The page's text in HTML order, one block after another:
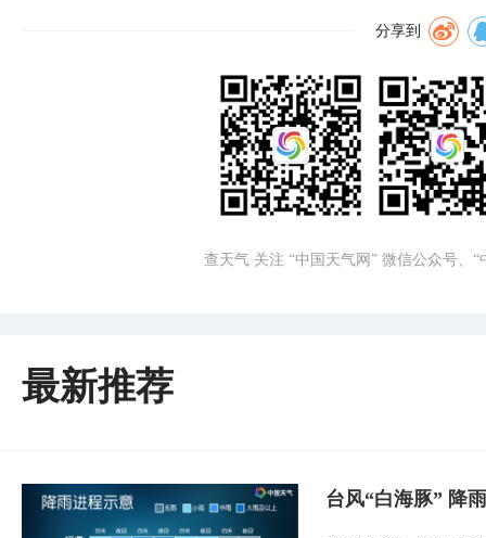
分享到
查天气 关注 “中国天气网” 微信公众号、
最新推荐
台风“白海豚” 降